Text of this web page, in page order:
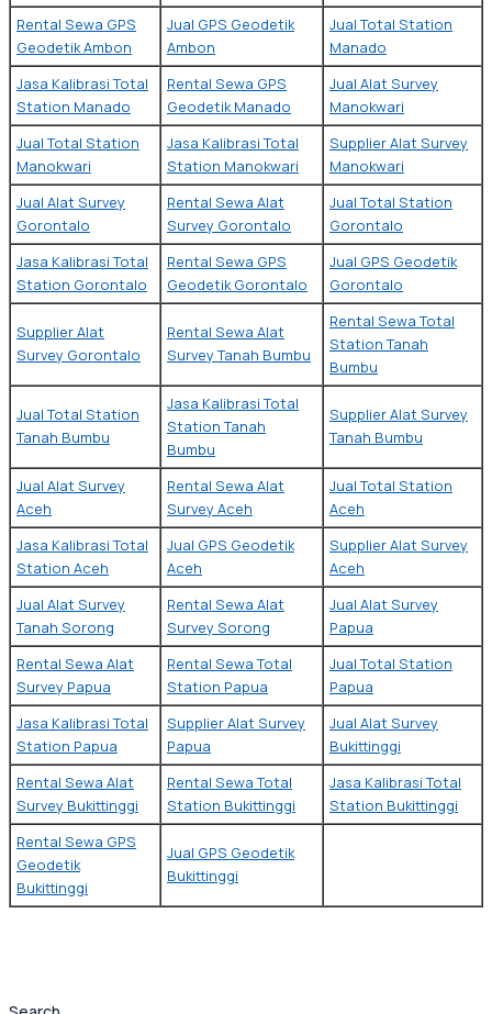
Rental Sewa GPS
Geodetik Ambon
Jual GPS Geodetik
Ambon
Jual Total Station
Manado
Jasa Kalibrasi Total
Station Manado
Rental Sewa GPS
Geodetik Manado
Jual Alat Survey
Manokwari
Jual Total Station
Manokwari
Jasa Kalibrasi Total
Station Manokwari
Supplier Alat Survey
Manokwari
Jual Alat Survey
Gorontalo
Rental Sewa Alat
Survey Gorontalo
Jual Total Station
Gorontalo
Jasa Kalibrasi Total
Station Gorontalo
Rental Sewa GPS
Geodetik Gorontalo
Jual GPS Geodetik
Gorontalo
Supplier Alat
Survey Gorontalo
Rental Sewa Alat
Survey Tanah Bumbu
Rental Sewa Total
Station Tanah
Bumbu
Jual Total Station
Tanah Bumbu
Jasa Kalibrasi Total
Station Tanah
Bumbu
Supplier Alat Survey
Tanah Bumbu
Jual Alat Survey
Aceh
Rental Sewa Alat
Survey Aceh
Jual Total Station
Aceh
Jasa Kalibrasi Total
Station Aceh
Jual GPS Geodetik
Aceh
Supplier Alat Survey
Aceh
Jual Alat Survey
Tanah Sorong
Rental Sewa Alat
Survey Sorong
Jual Alat Survey
Papua
Rental Sewa Alat
Survey Papua
Rental Sewa Total
Station Papua
Jual Total Station
Papua
Jasa Kalibrasi Total
Station Papua
Supplier Alat Survey
Papua
Jual Alat Survey
Bukittinggi
Rental Sewa Alat
Survey Bukittinggi
Rental Sewa Total
Station Bukittinggi
Jasa Kalibrasi Total
Station Bukittinggi
Rental Sewa GPS
Geodetik
Bukittinggi
Jual GPS Geodetik
Bukittinggi